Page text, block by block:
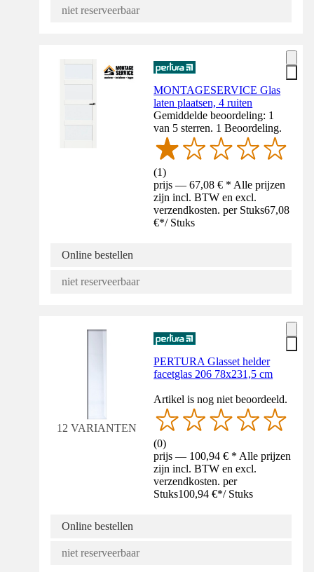
niet reserveerbaar
MONTAGESERVICE Glas
laten plaatsen, 4 ruiten
Gemiddelde beoordeling: 1
van 5 sterren. 1 Beoordeling.
(1)
prijs — 67,08 € * Alle prijzen
zijn incl. BTW en excl.
verzendkosten. per Stuks67,08
€*/ Stuks
Online bestellen
niet reserveerbaar
12 VARIANTEN
PERTURA Glasset helder
facetglas 206 78x231,5 cm
Artikel is nog niet beoordeeld.
(0)
prijs — 100,94 € * Alle prijzen
zijn incl. BTW en excl.
verzendkosten. per
Stuks100,94 €*/ Stuks
Online bestellen
niet reserveerbaar